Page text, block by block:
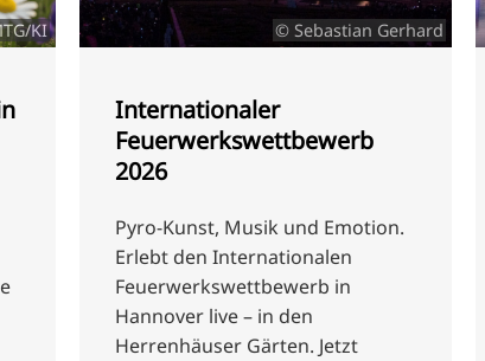
KI © Sebastian Gerhard
Internationaler
Feuerwerkswettbewerb
2026
Pyro-Kunst, Musik und Emotion.
Erlebt den Internationalen
Feuerwerkswettbewerb in
Hannover live – in den
Herrenhäuser Gärten. Jetzt